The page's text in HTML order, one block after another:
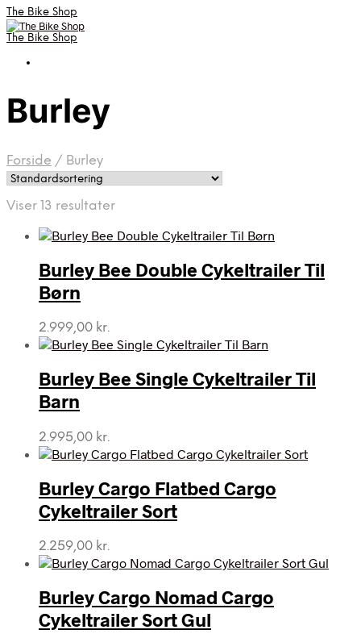
The Bike Shop
The Bike Shop
Burley
Forside / Burley
Viser 13 resultater
Burley Bee Double Cykeltrailer Til
Børn
2.999,00 kr.
Burley Bee Single Cykeltrailer Til
Barn
2.995,00 kr.
Burley Cargo Flatbed Cargo
Cykeltrailer Sort
2.259,00 kr.
Burley Cargo Nomad Cargo
Cykeltrailer Sort Gul